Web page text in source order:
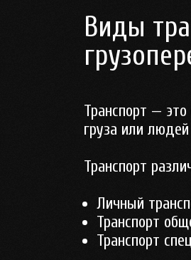
Виды
Транспорт —
груза или
Транспорт
Личный
Транспорт
Транспорт